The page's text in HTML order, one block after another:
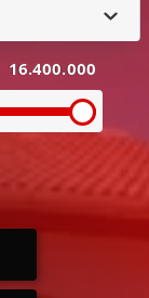
16.400.000